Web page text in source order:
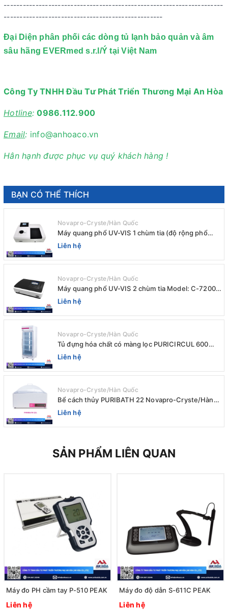
---------------------------------------------------------------------
--------------------------------------------------
Đại Diện phân phối các dòng tủ lạnh bảo quản và âm
sâu hãng EVERmed s.r.l/Ý tại Việt Nam
Công Ty TNHH Đầu Tư Phát Triển Thương Mại An Hòa
Hotline: 0986.112.900
Email: info@anhoaco.vn
Hân hạnh được phục vụ quý khách hàng !
BẠN CÓ THỂ THÍCH
Novapro-Cryste/Hàn Quốc
Máy quang phổ UV-VIS 1 chùm tia (độ rộng phổ
4nm) E-1000UV / Peak
Liên hệ
Novapro-Cryste/Hàn Quốc
Máy quang phổ UV-VIS 2 chùm tia Model: C-7200 /
Peak
Liên hệ
Novapro-Cryste/Hàn Quốc
Tủ đựng hóa chất có màng lọc PURICIRCUL 600
AIRTIGHT Novapro-Cryste/Hàn Quốc
Liên hệ
Novapro-Cryste/Hàn Quốc
Bể cách thủy PURIBATH 22 Novapro-Cryste/Hàn
Quốc
Liên hệ
SẢN PHẨM LIÊN QUAN
Máy đo PH cầm tay P-510 PEAK
Liên hệ
Máy đo độ dẫn S-611C PEAK
Liên hệ